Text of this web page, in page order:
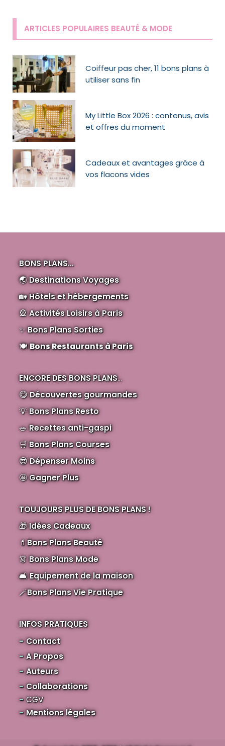
ARTICLES POPULAIRES BEAUTÉ & MODE
Coiffeur pas cher, 11 bons plans à
utiliser sans fin
My Little Box 2026 : contenus, avis
et offres du moment
Cadeaux et avantages grâce à
vos flacons vides
BONS PLANS...
🌏Destinations Voyages
🏡Hôtels et hébergements
🎡Activités Loisirs à Paris
✨Bons Plans Sorties
🍽️Bons Restaurants à Paris
ENCORE DES BONS PLANS...
😋Découvertes gourmandes
💡Bons Plans Resto
🥗Recettes anti-gaspi
🛒Bons Plans Courses
😎Dépenser Moins
🤩Gagner Plus
TOUJOURS PLUS DE BONS PLANS !
🎁Idées Cadeaux
💄Bons Plans Beauté
👗Bons Plans Mode
🛋️Equipement de la maison
🪄Bons Plans Vie Pratique
INFOS PRATIQUES
Contact
A Propos
Auteurs
Collaborations
CGV
Mentions légales